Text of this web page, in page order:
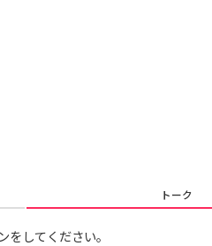
トーク
してください。